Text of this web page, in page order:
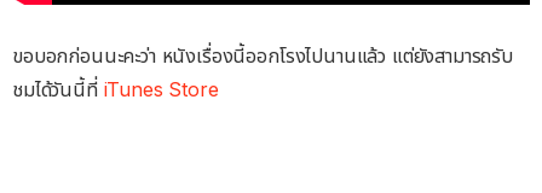
ขอบอกก่อนนะคะว่า หนังเรื่องนี้ออกโรงไปนานแล้ว แต่ยังสามารถรับ
ชมได้วันนี้ที่ iTunes Store